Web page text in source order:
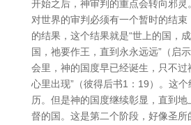
开始之后，神审判的重点会转向邪灵
对世界的审判必须有一个暂时的结
的结果，这个结果就是“世上的国，
国，祂要作王，直到永永远远”（启
会里，神的国度早已经诞生，只不过
心里出现”（彼得后书1：19）。这
历。但是神的国度继续彰显，直到
督的国。这是第二个阶段，好像圣